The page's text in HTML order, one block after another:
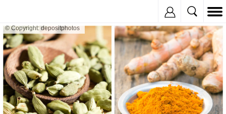
© Copyright: depositphotos